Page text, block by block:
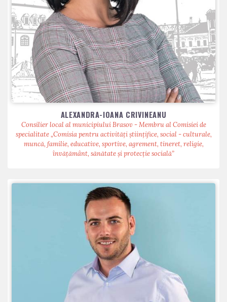
ALEXANDRA-IOANA CRIVINEANU
Consilier local al municipiului Brasov - Membru al Comisiei de
specialitate „Comisia pentru activităţi ştiinţifice, social - culturale,
muncă, familie, educative, sportive, agrement, tineret, religie,
învăţământ, sănătate şi protecţie socială”